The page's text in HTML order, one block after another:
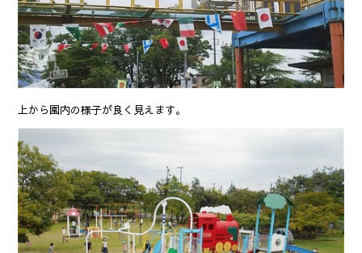
上から園内の様子が良く見えます。